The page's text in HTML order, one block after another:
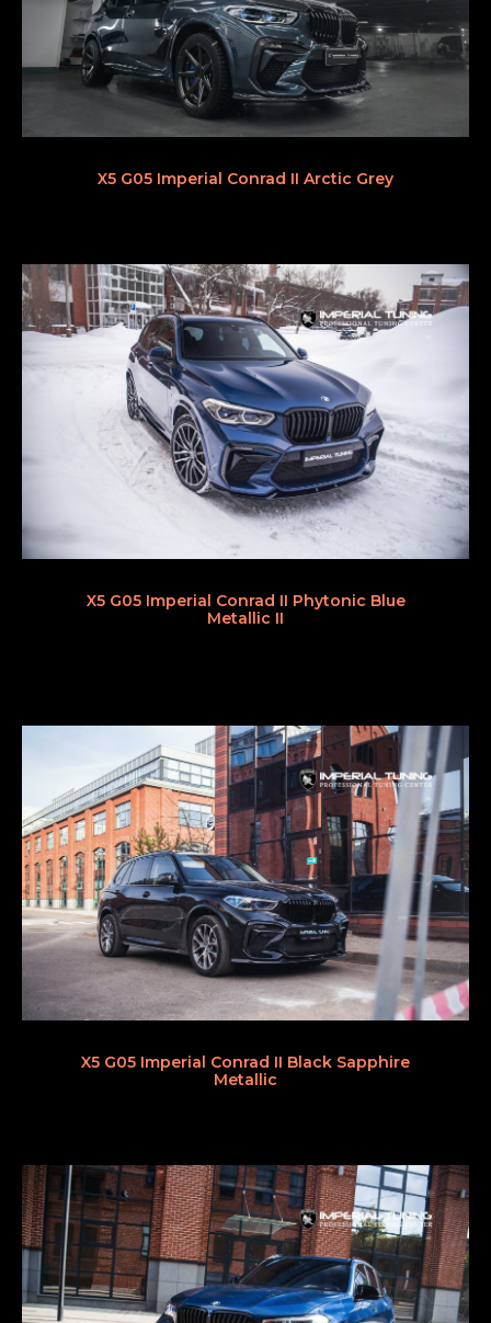
X5 G05 Imperial Conrad II Arctic Grey
X5 G05 Imperial Conrad II Phytonic Blue
Metallic II
X5 G05 Imperial Conrad II Black Sapphire
Metallic